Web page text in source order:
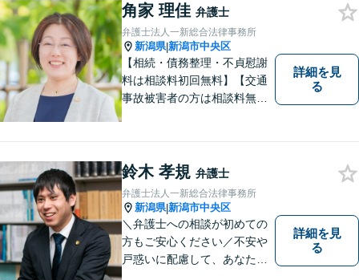
角家 理佳 弁護士
弁護士法人一新総合法律事務所
新潟県|新潟市中央区
【相続・債務整理・不貞慰謝
料は相談料初回無料】【交通
事故被害者の方は相談料無料
るため日々研鑽を積んでいま
す
詳細を見
る
鈴木 孝規 弁護士
弁護士法人一新総合法律事務所
新潟県|新潟市中央区
＼弁護士への相談が初めての
方もご安心ください／不安や
戸惑いに配慮して、あなたの
詳細を見
る